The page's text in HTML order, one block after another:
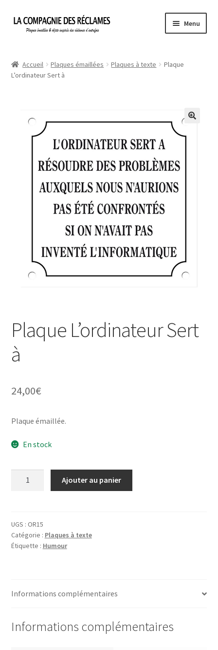
Aller
Aller
Menu
À propos de La Compagnie des Réclames
Ma Commande
Mon Panier
Politique de confidentialité
Une histoire de plaques émaillées
Accueil Plaques émaillées Plaques à texte
Plaque
L’ordinateur Sert à
Plaque L’ordinateur Sert
à
24,00€
Plaque émaillée.
En stock
Sert
à
Ajouter au panier
UGS : OR15
Catégorie : Plaques à texte
Étiquette : Humour
Informations complémentaires
Informations complémentaires